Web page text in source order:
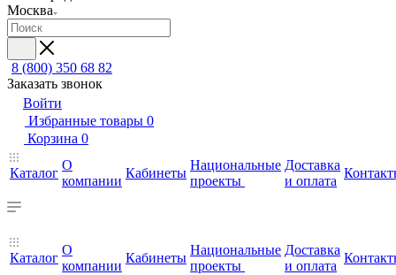
Москва
8 (800) 350 68 82
Заказать звонок
Войти
Избранные товары 0
Корзина 0
Каталог
О
компании
Кабинеты
Национальные
проекты
Доставка
и оплата
Каталог
О
компании
Кабинеты
Национальные
проекты
Доставка
и оплата